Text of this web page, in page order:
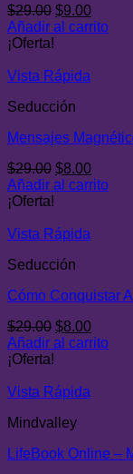
$29.00 El
precio
$29.00.
$9.00El
precio
Añadir al carrito
¡Oferta!
Vista Rápida
Seducción
Mensajes
$29.00 El
precio
$29.00.
$8.00El
precio
Añadir al carrito
¡Oferta!
Vista Rápida
Seducción
Cómo Conquistar
$29.00 El
precio
$29.00.
$8.00El
precio
Añadir al carrito
¡Oferta!
Vista Rápida
Mindvalley
LifeBook Online –